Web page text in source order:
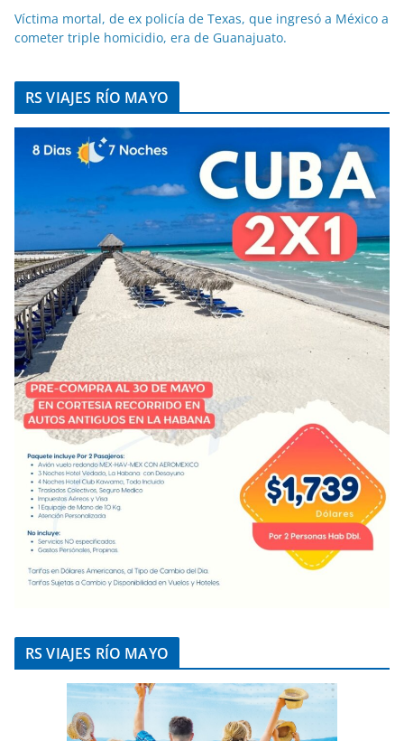
Víctima mortal, de ex policía de Texas, que ingresó a México a
cometer triple homicidio, era de Guanajuato.
RS VIAJES RÍO MAYO
RS VIAJES RÍO MAYO